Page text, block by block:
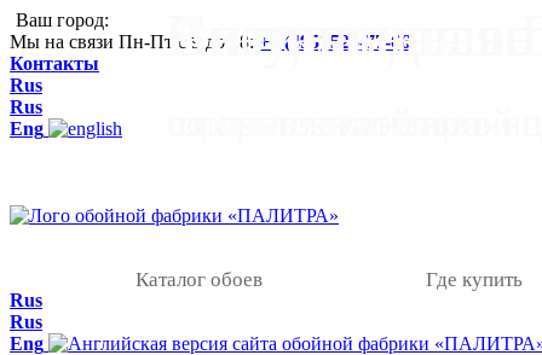
Ваш город:
Мы на связи Пн-Пт с 9 до 18: +7 (495) 525-77-66
Контакты
Rus
Rus
Eng
Каталог обоев Где купить
Rus
Rus
Eng
Визуальная
Специальная